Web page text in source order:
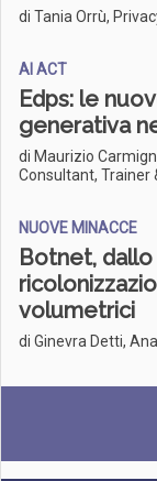
di Tania Orrù,
AI ACT
Edps: le
generativa
di Maurizio
Consultant, Trainer
NUOVE MINACCE
Botnet,
volumetrici
di Ginevra Detti,